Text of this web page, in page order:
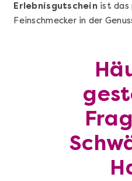
Sushi-
Erlebnisgutscheinist das
Feinschmecker in der